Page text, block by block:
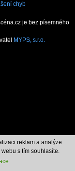
chyb
je bez písemného
MYPS, s.r.o.
reklam a analýze
s tím souhlasíte.